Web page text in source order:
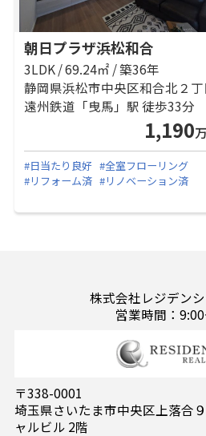
朝日プラザ浜松和合
3LDK / 69.24㎡ / 築36年
静岡県浜松市中央区和合北２丁
遠州鉄道「曳馬」駅 徒歩33分
1,190
#日当たり良好 #全室フローリング
#リフォーム済 #リノベーション済
株式会社レジデン
営業時間：
〒338-0001
埼玉県さいたま市中央区上落合
ャルビル 2階